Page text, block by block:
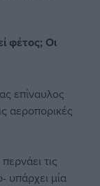
φέτος; Οι
επίναυλος
αεροπορικές
τις
υπάρχει μία